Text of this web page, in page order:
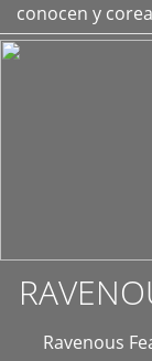
conocen y
Ravenous